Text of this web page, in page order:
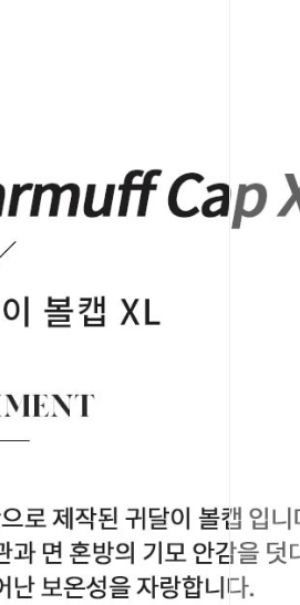
코 라이프